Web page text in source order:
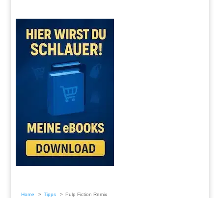
Home Tipps Pulp Fiction Remix